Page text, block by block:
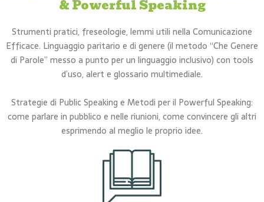
& Powerful Speaking
Strumenti pratici, freseologie, lemmi utili nella Comunicazione
Efficace. Linguaggio paritario e di genere (il metodo “Che Genere
di Parole” messo a punto per un linguaggio inclusivo) con tools
d’uso, alert e glossario multimediale.
Strategie di Public Speaking e Metodi per il Powerful Speaking:
come parlare in pubblico e nelle riunioni, come convincere gli altri
esprimendo al meglio le proprio idee.